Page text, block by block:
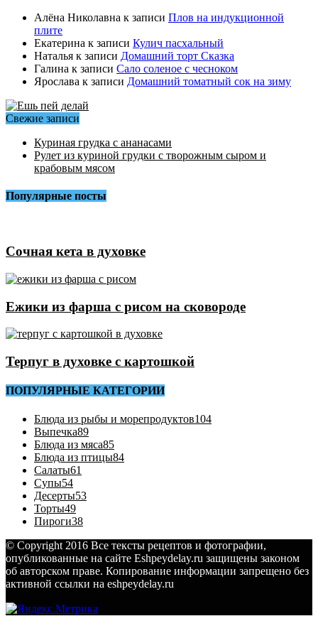
Алёна Николавна к записи Плов на индукционной
плите
Екатерина к записи Кулич пасхальный
Наталья к записи Домашний торт Сказка
Галина к записи Сало соленое с чесноком
Ярослава к записи Домашний томатный сок на зиму
Свежие записи
Куриная грудка с ананасами
Рулет из куриной грудки с творожным сыром и
крабовым мясом
Популярные посты
Сочная кета в духовке
Ежики из фарша с рисом на сковороде
Терпуг в духовке с картошкой
ПОПУЛЯРНЫЕ КАТЕГОРИИ
Блюда из рыбы и морепродуктов104
Выпечка89
Блюда из мяса85
Блюда из птицы84
Салаты61
Супы54
Десерты53
Торты49
Пироги38
© Copyright 2016 Все тексты рецептов и фотографии,
опубликованные на сайте Eshpeydelay.ru защищены законом
об авторском праве. Копирование информации запрещено без
активной ссылки на eshpeydelay.ru